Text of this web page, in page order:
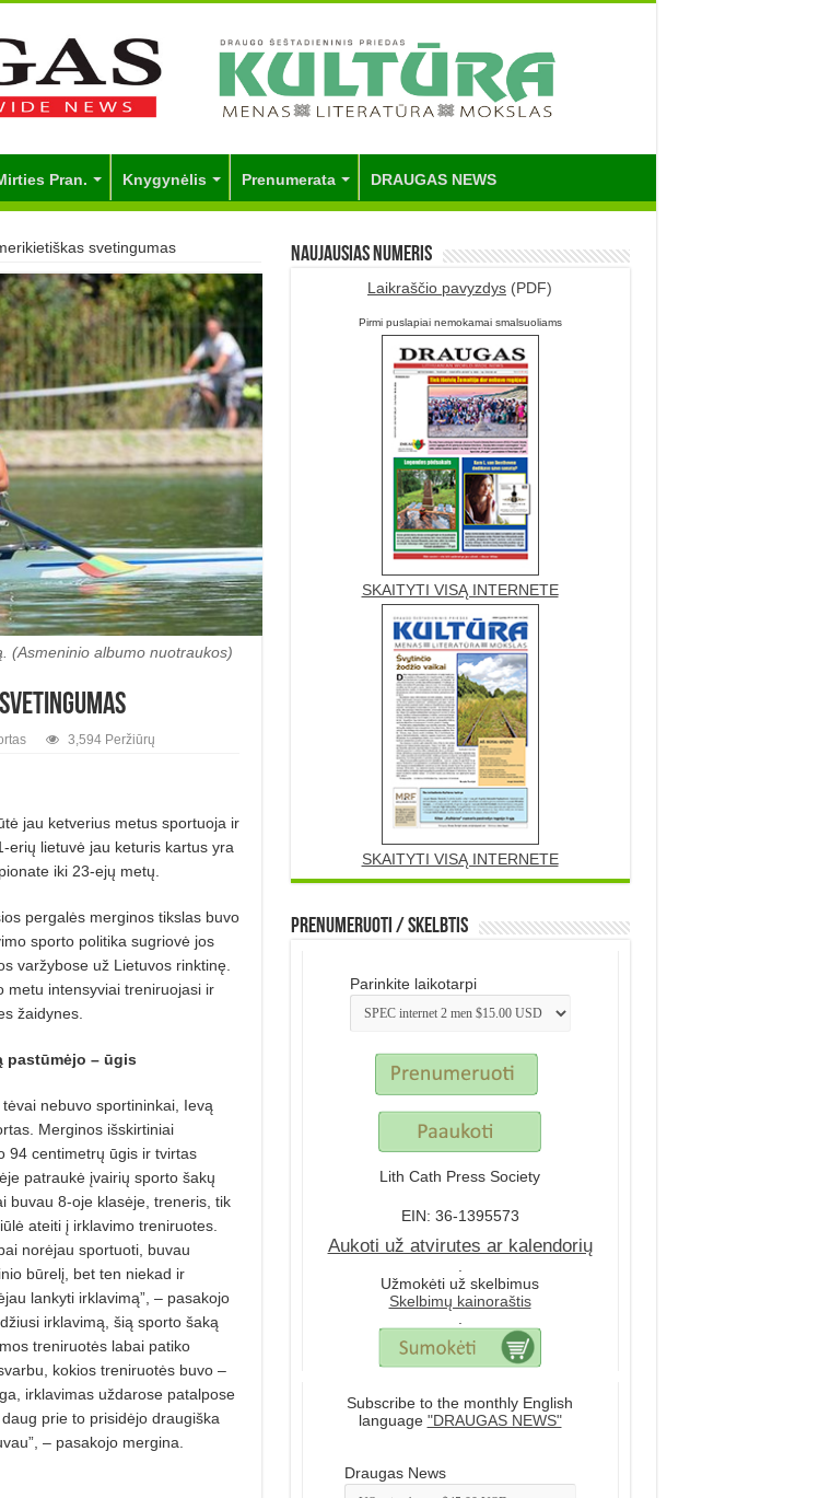
Pran. Knygynėlis Prenumerata DRAUGAS NEWS
svetingumas
(Asmeninio albumo nuotraukos)
3,594 Peržiūrų
jau ketverius metus sportuoja ir
erių lietuvė jau keturis kartus yra
iki 23-ejų metų.
pergalės merginos tikslas buvo
sporto politika sugriovė jos
varžybose už Lietuvos rinktinę.
metu intensyviai treniruojasi ir
žaidynes.
pastūmėjo – ūgis
nebuvo sportininkai, Ievą
Merginos išskirtiniai
94 centimetrų ūgis ir tvirtas
patraukė įvairių sporto šakų
buvau 8-oje klasėje, treneris, tik
ateiti į irklavimo treniruotes.
norėjau sportuoti, buvau
būrelį, bet ten niekad ir
lankyti irklavimą”, – pasakojo
irklavimą, šią sporto šaką
treniruotės labai patiko
kokios treniruotės buvo –
irklavimas uždarose patalpose
prie to prisidėjo draugiška
– pasakojo mergina.
Naujausias numeris
Laikraščio pavyzdys (PDF)
Pirmi puslapiai nemokamai smalsuoliams
SKAITYTI VISĄ INTERNETE
SKAITYTI VISĄ INTERNETE
Prenumeruoti / Skelbtis
Parinkite laikotarpi
Lith Cath Press Society
EIN: 36-1395573
Aukoti už atvirutes ar kalendorių
.
Užmokėti už skelbimus
Skelbimų kainoraštis
.
Subscribe to the monthly English
language "DRAUGAS NEWS"
Draugas News